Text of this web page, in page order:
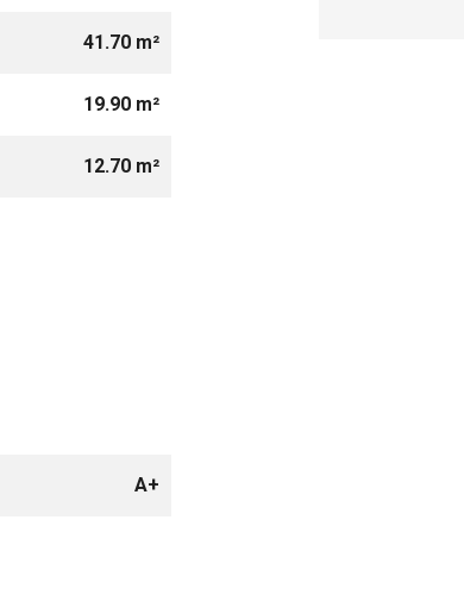
41.70 m²
19.90 m²
12.70 m²
A+